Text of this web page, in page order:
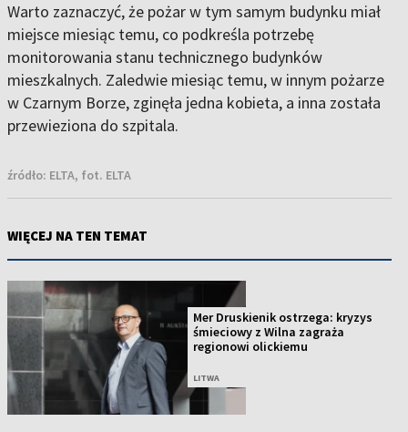
Warto zaznaczyć, że pożar w tym samym budynku miał
miejsce miesiąc temu, co podkreśla potrzebę
monitorowania stanu technicznego budynków
mieszkalnych. Zaledwie miesiąc temu, w innym pożarze
w Czarnym Borze, zginęła jedna kobieta, a inna została
przewieziona do szpitala.
źródło: ELTA, fot. ELTA
WIĘCEJ NA TEN TEMAT
Mer Druskienik ostrzega: kryzys
śmieciowy z Wilna zagraża
regionowi olickiemu
LITWA